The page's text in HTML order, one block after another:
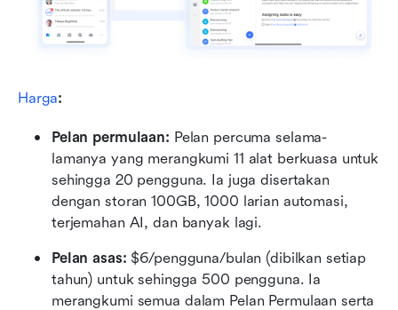
Harga:
Pelan permulaan: Pelan percuma selama-
lamanya yang merangkumi 11 alat berkuasa untuk
sehingga 20 pengguna. Ia juga disertakan
dengan storan 100GB, 1000 larian automasi,
terjemahan AI, dan banyak lagi.
Pelan asas: $6/pengguna/bulan (dibilkan setiap
tahun) untuk sehingga 500 pengguna. Ia
merangkumi semua dalam Pelan Permulaan serta